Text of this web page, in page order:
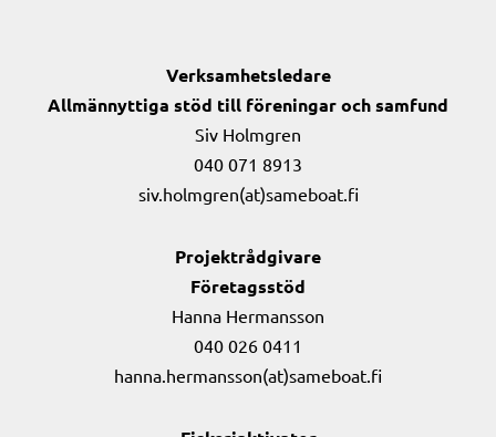
Verksamhetsledare
Allmännyttiga stöd till föreningar och samfund
Siv Holmgren
040 071 8913
siv.holmgren(at)sameboat.fi
Projektrådgivare
Företagsstöd
Hanna Hermansson
040 026 0411
hanna.hermansson(at)sameboat.fi